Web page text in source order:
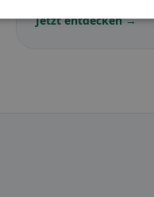
Jetzt entdecken →